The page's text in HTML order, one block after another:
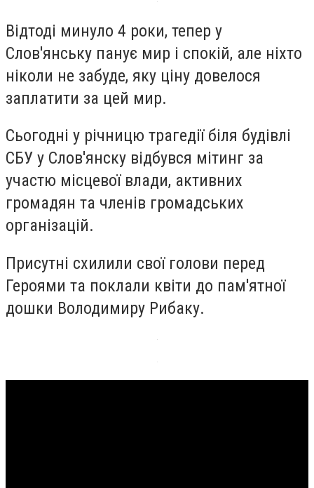
Відтоді минуло 4 роки, тепер у
Слов'янську панує мир і спокій, але ніхто
ніколи не забуде, яку ціну довелося
заплатити за цей мир.
Сьогодні у річницю трагедії біля будівлі
СБУ у Слов'янску відбувся мітинг за
участю місцевої влади, активних
громадян та членів громадських
організацій.
Присутні схилили свої голови перед
Героями та поклали квіти до пам'ятної
дошки Володимиру Рибаку.